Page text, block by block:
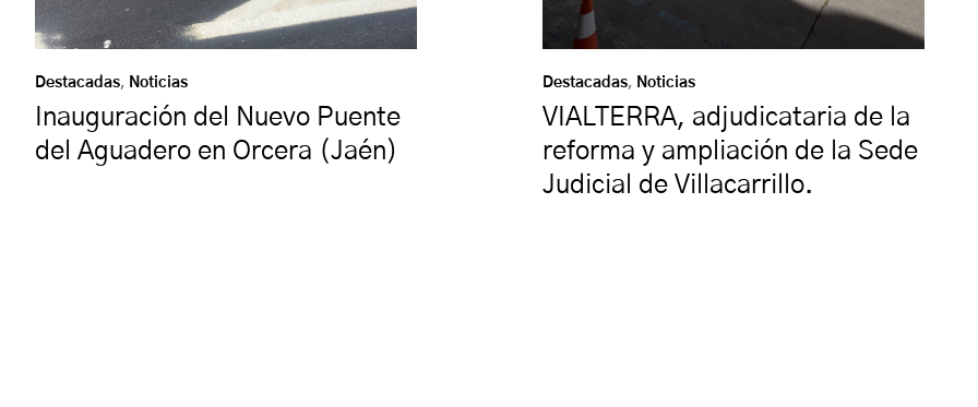
Destacadas, Noticias
Inauguración del Nuevo Puente
del Aguadero en Orcera (Jaén)
Destacadas, Noticias
VIALTERRA, adjudicataria de la
reforma y ampliación de la Sede
Judicial de Villacarrillo.